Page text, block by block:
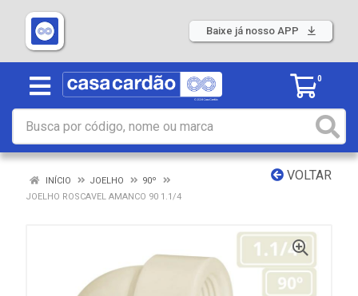
Baixe já nosso APP
0
VOLTAR
INÍCIO JOELHO
90º
JOELHO ROSCAVEL AMANCO 90 1.1/4